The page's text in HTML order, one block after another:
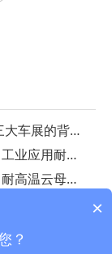
2025上海三大车展的背后——凤鸣电缆以高温黑科技赋能新能源与智能制造
凤鸣电缆丨工业应用耐热电线指南
凤鸣电缆丨耐高温云母线，质量可靠，耐温500度
×
？